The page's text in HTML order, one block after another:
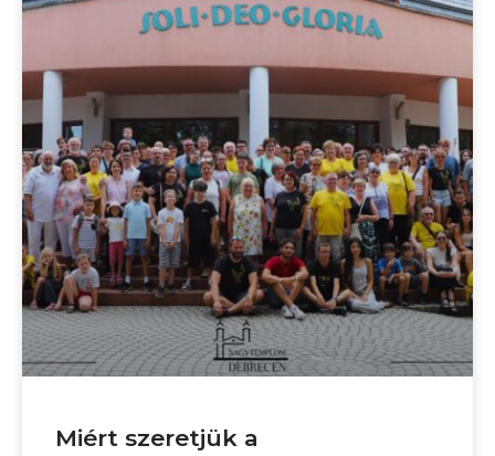
Miért szeretjük a